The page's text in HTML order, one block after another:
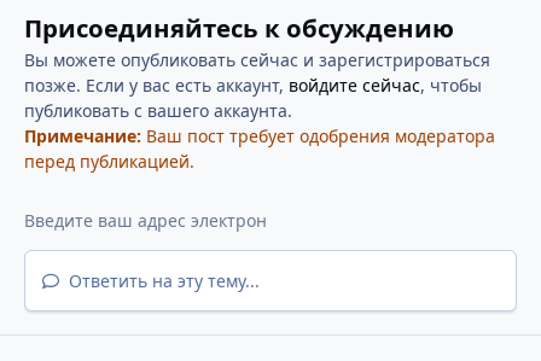
Присоединяйтесь к обсуждению
Вы можете опубликовать сейчас и зарегистрироваться
позже. Если у вас есть аккаунт, войдите сейчас, чтобы
публиковать с вашего аккаунта.
Примечание: Ваш пост требует одобрения модератора
перед публикацией.
Ответить на эту тему...